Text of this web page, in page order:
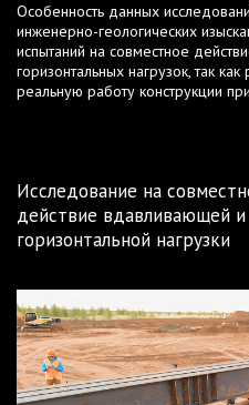
Особенность данных
инженерно-геологических
испытаний на совместное
горизонтальных нагрузок, так
реальную работу конструкции
Исследование на
действие вдавливающей и
горизонтальной нагрузки